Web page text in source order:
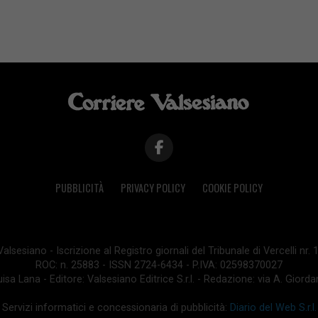
PUBBLICITÀ PRIVACY POLICY COOKIE POLICY
- Iscrizione al Registro giornali del Tribunale di Vercelli nr.
ROC: n. 25883 - ISSN 2724-6434 - P.IVA: 02598370027
Lana - Editore: Valsesiano Editrice S.r.l. - Redazione: via A.
Servizi informatici e concessionaria di pubblicità: Diario del Web S.r.l.